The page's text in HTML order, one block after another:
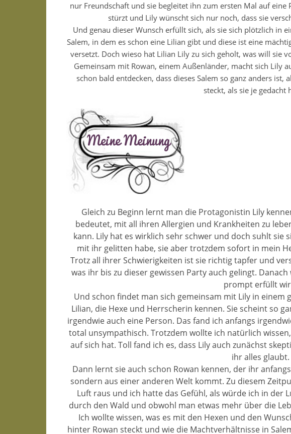
nur Freundschaft und sie begleitet ihn zum ersten Mal auf eine
stürzt und Lily wünscht sich nur noch, dass sie
Und genau dieser Wunsch erfüllt sich, als sie sich plötzlich in
Salem, in dem es schon eine Lilian gibt und diese ist eine
versetzt. Doch wieso hat Lilian Lily zu sich geholt, was will sie
Gemeinsam mit Rowan, einem Außenländer, macht sich Lily
schon bald entdecken, dass dieses Salem so ganz anders
steckt, als sie je gedacht
Gleich zu Beginn lernt man die Protagonistin Lily
bedeutet, mit all ihren Allergien und Krankheiten zu
kann. Lily hat es wirklich sehr schwer und doch suhlt sie
mit ihr gelitten habe, sie aber trotzdem sofort in mein
Trotz all ihrer Schwierigkeiten ist sie richtig tapfer und
was ihr bis zu dieser gewissen Party auch gelingt.
prompt erfüllt
Und schon findet man sich gemeinsam mit Lily in
Lilian, die Hexe und Herrscherin kennen. Sie scheint so
irgendwie auch eine Person. Das fand ich anfangs
total unsympathisch. Trotzdem wollte ich natürlich
auf sich hat. Toll fand ich es, dass Lily auch zunächst
ihr alles glaubt.
Dann lernt sie auch schon Rowan kennen, der ihr
sondern aus einer anderen Welt kommt. Zu diesem
Luft raus und ich hatte das Gefühl, als würde ich in der
durch den Wald und obwohl man etwas mehr über die
Ich wollte wissen, was es mit den Hexen und den
hinter Rowan steckt und wie die Machtverhältnisse in